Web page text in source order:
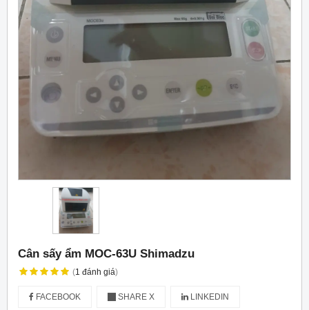
Cân sấy ẩm MOC-63U Shimadzu
(1 đánh giá)
FACEBOOK SHARE X LINKEDIN